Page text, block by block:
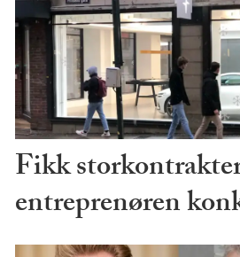
Fikk
entreprenøren